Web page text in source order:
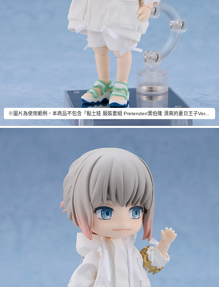
※圖片為使用範例。本商品不包含「黏土娃 服裝套組 Pretender/奧伯隆 清爽的夏日王子Ver.」以外的物品。